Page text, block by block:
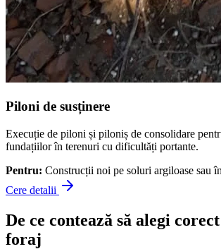
Piloni de susținere
Execuție de piloni și piloniș de consolidare
fundațiilor în terenuri cu dificultăți portante.
Pentru: Construcții noi pe soluri argiloase sau
Cere detalii
De ce contează să alegi
foraj